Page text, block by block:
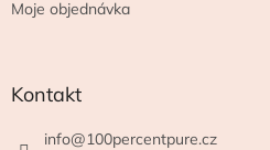
Moje objednávka
Kontakt
info@100percentpure.cz